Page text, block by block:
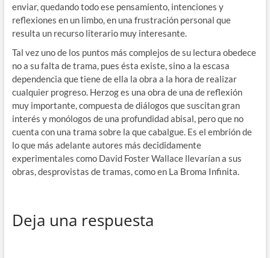
enviar, quedando todo ese pensamiento, intenciones y
reflexiones en un limbo, en una frustración personal que
resulta un recurso literario muy interesante.
Tal vez uno de los puntos más complejos de su lectura obedece
no a su falta de trama, pues ésta existe, sino a la escasa
dependencia que tiene de ella la obra a la hora de realizar
cualquier progreso. Herzog es una obra de una de reflexión
muy importante, compuesta de diálogos que suscitan gran
interés y monólogos de una profundidad abisal, pero que no
cuenta con una trama sobre la que cabalgue. Es el embrión de
lo que más adelante autores más decididamente
experimentales como David Foster Wallace llevarían a sus
obras, desprovistas de tramas, como en La Broma Infinita.
Deja una respuesta